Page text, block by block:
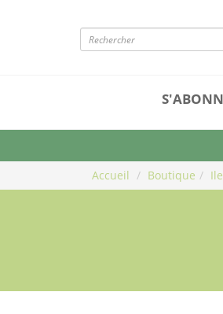
Accueil
Boutique